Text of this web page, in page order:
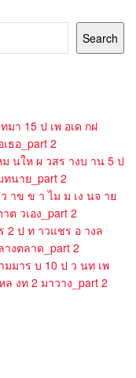
Search
มา 15 ป เพ อเด กฝ
ธอ_part 2
นให ผ วสร างบ าน 5 ป
ทนาย_part 2
าข ข า ไม ม เง นจ าย
ต วเอง_part 2
2 ป ท าวแชร อ างล
งตลาด_part 2
มมาร บ 10 ป ว นท เพ
งท 2 มาวาง_part 2